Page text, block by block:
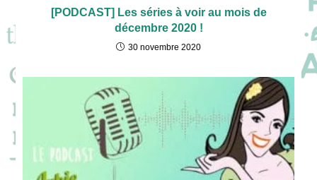
[PODCAST] Les séries à voir au mois de
décembre 2020 !
30 novembre 2020